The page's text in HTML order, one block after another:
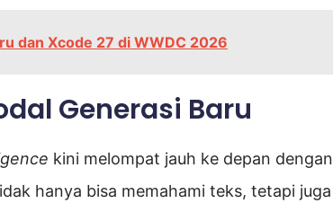
dan Xcode 27 di WWDC 2026
Generasi Baru
kini melompat jauh ke depan dengan
hanya bisa memahami teks, tetapi juga